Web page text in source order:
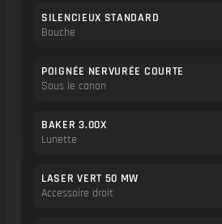
SILENCIEUX STANDARD
Bouche
POIGNÉE NERVURÉE COURTE
Sous le canon
BAKER 3.00X
Lunette
LASER VERT 50 MW
Accessoire droit